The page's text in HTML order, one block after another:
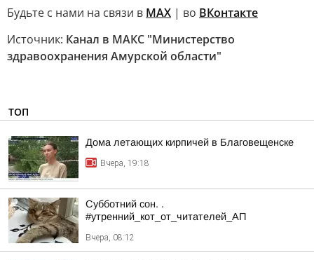
Будьте с нами на связи в МАХ | во ВКонтакте
Источник: Канал в МАКС "Министерство
здравоохранения Амурской области"
ТОП
Дома летающих кирпичей в Благовещенске
Вчера, 19:18
Субботний сон. .
#утренний_кот_от_читателей_АП
Вчера, 08:12